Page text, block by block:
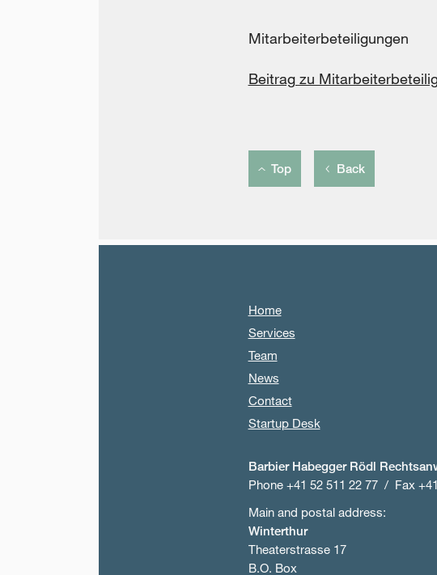
Mitarbeiterbeteiligungen
Beitrag zu
Top Back
Home
Services
Team
News
Contact
Startup Desk
Barbier Habegger Rödl
Phone +41 52 511 22 77 Fax
Main and postal address:
Winterthur
Theaterstrasse 17
B.O. Box